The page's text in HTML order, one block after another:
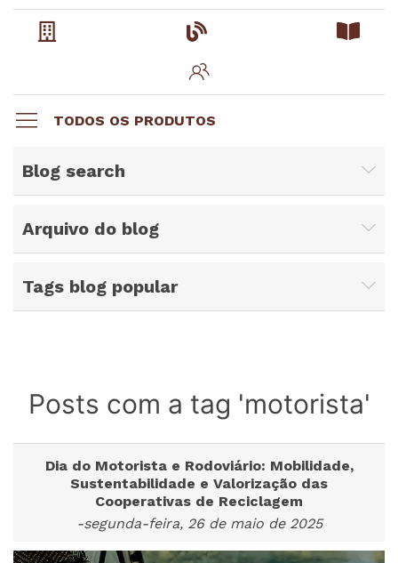
TODOS OS PRODUTOS
Blog search
Arquivo do blog
Tags blog popular
Posts com a tag 'motorista'
Dia do Motorista e Rodoviário: Mobilidade,
Sustentabilidade e Valorização das
Cooperativas de Reciclagem
-segunda-feira, 26 de maio de 2025